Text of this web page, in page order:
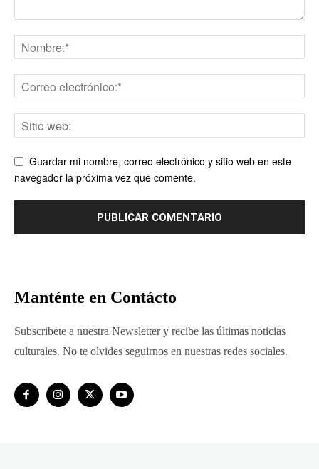
Guardar mi nombre, correo electrónico y sitio web en este
navegador la próxima vez que comente.
Manténte en Contácto
Subscribete a nuestra Newsletter y recibe las últimas noticias
culturales. No te olvides seguirnos en nuestras redes sociales.